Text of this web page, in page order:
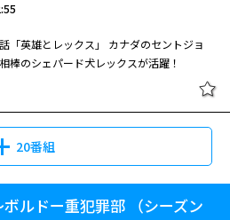
「英雄とレックス」 カナダのセントジョ
棒のシェパード犬レックスが活躍！
20番組
ルドー重犯罪部 （シーズン